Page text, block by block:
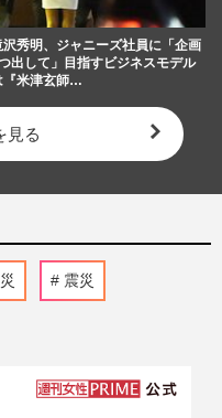
沢秀明、ジャニーズ社員に「企画
出して」目指すビジネスモデル
『米津玄師…
見る
震災